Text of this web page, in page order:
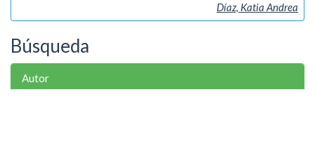
Díaz, Katia Andrea
Búsqueda
Autor